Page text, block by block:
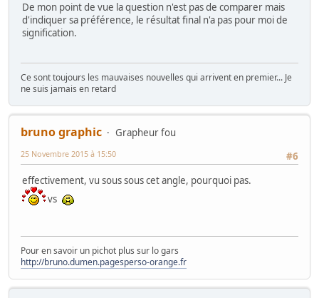
De mon point de vue la question n'est pas de comparer mais
d'indiquer sa préférence, le résultat final n'a pas pour moi de
signification.
Ce sont toujours les mauvaises nouvelles qui arrivent en premier... Je
ne suis jamais en retard
bruno graphic
Grapheur fou
#6
25 Novembre 2015 à 15:50
effectivement, vu sous sous cet angle, pourquoi pas.
vs
Pour en savoir un pichot plus sur lo gars
http://bruno.dumen.pagesperso-orange.fr